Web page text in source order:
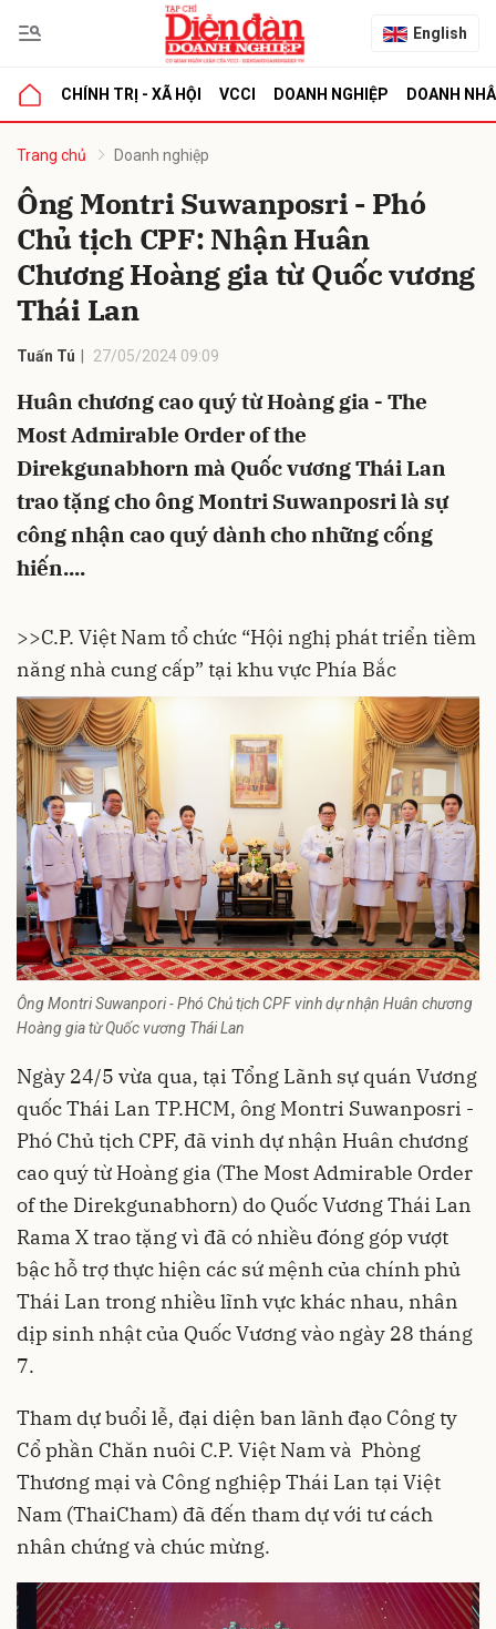
English
CHÍNH TRỊ - XÃ HỘI VCCI DOANH NGHIỆP DOANH
Trang chủ Doanh nghiệp
Ông Montri Suwanposri - Phó
Chủ tịch CPF: Nhận Huân
Chương Hoàng gia từ Quốc vương
Thái Lan
Tuấn Tú 27/05/2024 09:09
Huân chương cao quý từ Hoàng gia - The
Most Admirable Order of the
Direkgunabhorn mà Quốc vương Thái Lan
trao tặng cho ông Montri Suwanposri là sự
công nhận cao quý dành cho những cống
hiến....
>>C.P. Việt Nam tổ chức “Hội nghị phát triển tiềm
năng nhà cung cấp” tại khu vực Phía Bắc
Ông Montri Suwanpori - Phó Chủ tịch CPF vinh dự nhận Huân chương
Hoàng gia từ Quốc vương Thái Lan
Ngày 24/5 vừa qua, tại Tổng Lãnh sự quán Vương
quốc Thái Lan TP.HCM, ông Montri Suwanposri -
Phó Chủ tịch CPF, đã vinh dự nhận Huân chương
cao quý từ Hoàng gia (The Most Admirable Order
of the Direkgunabhorn) do Quốc Vương Thái Lan
Rama X trao tặng vì đã có nhiều đóng góp vượt
bậc hỗ trợ thực hiện các sứ mệnh của chính phủ
Thái Lan trong nhiều lĩnh vực khác nhau, nhân
dịp sinh nhật của Quốc Vương vào ngày 28 tháng
7.
Tham dự buổi lễ, đại diện ban lãnh đạo Công ty
Cổ phần Chăn nuôi C.P. Việt Nam và Phòng
Thương mại và Công nghiệp Thái Lan tại Việt
Nam (ThaiCham) đã đến tham dự với tư cách
nhân chứng và chúc mừng.
luận